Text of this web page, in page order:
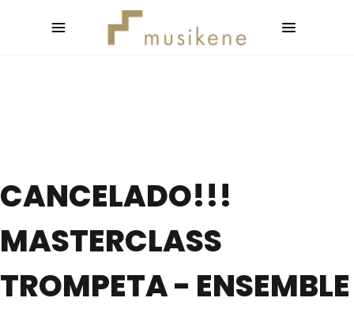
CANCELADO!!!
MASTERCLASS
TROMPETA - ENSEMBLE